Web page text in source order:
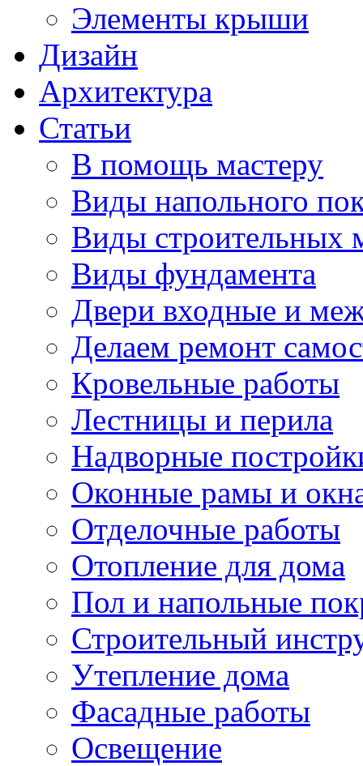
Элементы крыши
Дизайн
Архитектура
Статьи
В помощь мастеру
Виды напольного
Виды строительных
Виды фундамента
Двери входные и
Делаем ремонт
Кровельные работы
Лестницы и перила
Надворные
Оконные рамы и
Отделочные работы
Отопление для дома
Пол и напольные
Строительный
Утепление дома
Фасадные работы
Освещение